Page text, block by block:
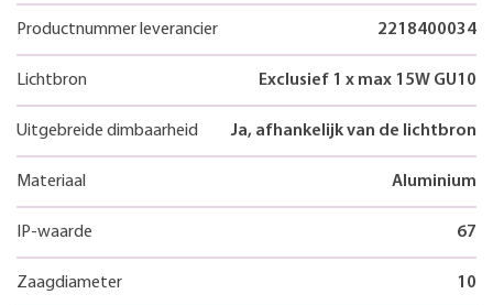
Productnummer leverancier 2218400034
Lichtbron Exclusief 1 x max 15W GU10
Uitgebreide dimbaarheid Ja, afhankelijk van de lichtbron
Materiaal Aluminium
IP-waarde 67
Zaagdiameter 10